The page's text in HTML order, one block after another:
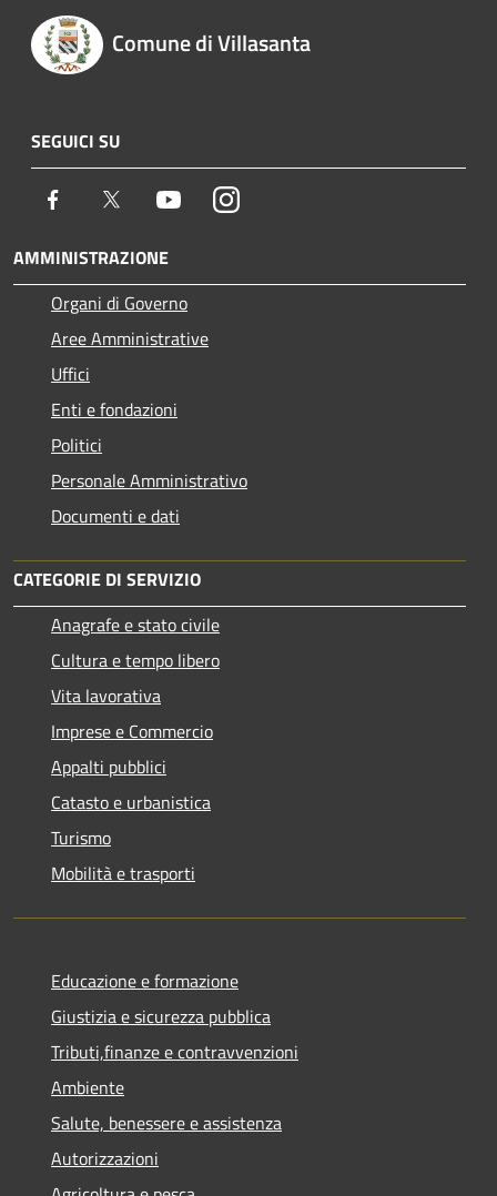
Comune di Villasanta
SEGUICI SU
Facebook Twitter YoutubeInstagram
AMMINISTRAZIONE
Organi di Governo
Aree Amministrative
Uffici
Enti e fondazioni
Politici
Personale Amministrativo
Documenti e dati
CATEGORIE DI SERVIZIO
Anagrafe e stato civile
Cultura e tempo libero
Vita lavorativa
Imprese e Commercio
Appalti pubblici
Catasto e urbanistica
Turismo
Mobilità e trasporti
Educazione e formazione
Giustizia e sicurezza pubblica
Tributi,finanze e contravvenzioni
Ambiente
Salute, benessere e assistenza
Autorizzazioni